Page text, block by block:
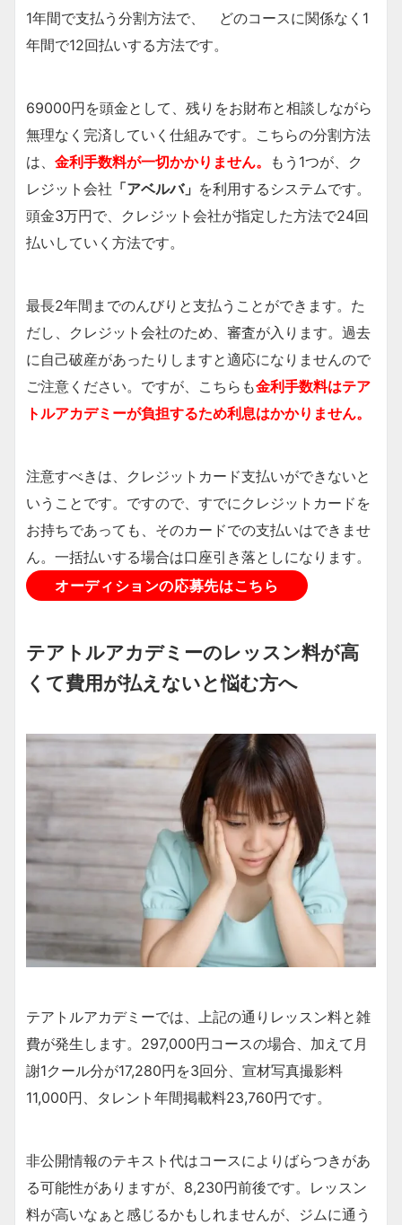
1年間で支払う分割方法で、 どのコースに関係なく1
年間で12回払いする方法です。
69000円を頭金として、残りをお財布と相談しながら
無理なく完済していく仕組みです。こちらの分割方法
は、 金利手数料が一切かかりません。
もう1つが、ク
レジット会社 「アベルバ」 を利用するシステムです。
頭金3万円で、クレジット会社が指定した方法で24回
払いしていく方法です。
最長2年間までのんびりと支払うことができます。た
だし、クレジット会社のため、審査が入ります。過去
に自己破産があったりしますと適応になりませんので
ご注意ください。ですが、こちらも金利手数料はテア
トルアカデミーが負担するため利息はかかりません。
注意すべきは、クレジットカード支払いができないと
いうことです。ですので、すでにクレジットカードを
お持ちであっても、そのカードでの支払いはできませ
ん。一括払いする場合は口座引き落としになります。
オーディションの応募先はこちら
テアトルアカデミーのレッスン料が高
くて費用が払えないと悩む方へ
テアトルアカデミーでは、上記の通りレッスン料と雑
費が発生します。297,000円コースの場合、加えて月
謝1クール分が17,280円を3回分、宣材写真撮影料
11,000円、タレント年間掲載料23,760円です。
非公開情報のテキスト代はコースによりばらつきがあ
る可能性がありますが、8,230円前後です。レッスン
料が高いなぁと感じるかもしれませんが、ジムに通う